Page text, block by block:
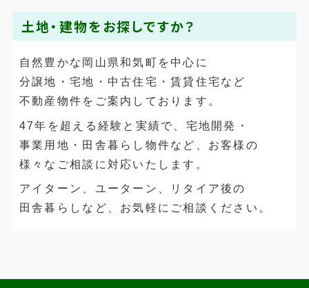
土地・建物をお探しですか？
自然豊かな岡山県和気町を中心に
分譲地・宅地・中古住宅・賃貸住宅など
不動産物件をご案内しております。
47年を超える経験と実績で、宅地開発・
事業用地・田舎暮らし物件など、お客様の
様々なご相談に対応いたします。
アイターン、ユーターン、リタイア後の
田舎暮らしなど、お気軽にご相談ください。